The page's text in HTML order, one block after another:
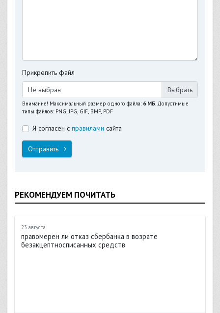
Прикрепить файл
Не выбран
Внимание! Максимальный размер одного файла: 6 МБ. Допустимые
типы файлов: PNG, JPG, GIF, BMP, PDF
Я согласен с правилами сайта
Отправить
РЕКОМЕНДУЕМ ПОЧИТАТЬ
23 августа
правомерен ли отказ сбербанка в возрате
безакцептносписанных средств